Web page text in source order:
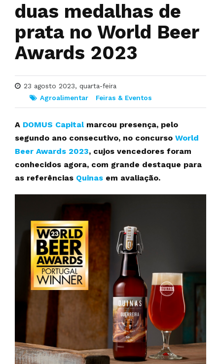
duas medalhas de
prata no World Beer
Awards 2023
23 agosto 2023, quarta-feira
Agroalimentar
Feiras & Eventos
A DOMUS Capitalmarcou presença, pelo
segundo ano consecutivo, no concurso World
Beer Awards 2023, cujos vencedores foram
conhecidos agora, com grande destaque para
as referências Quinas em avaliação.